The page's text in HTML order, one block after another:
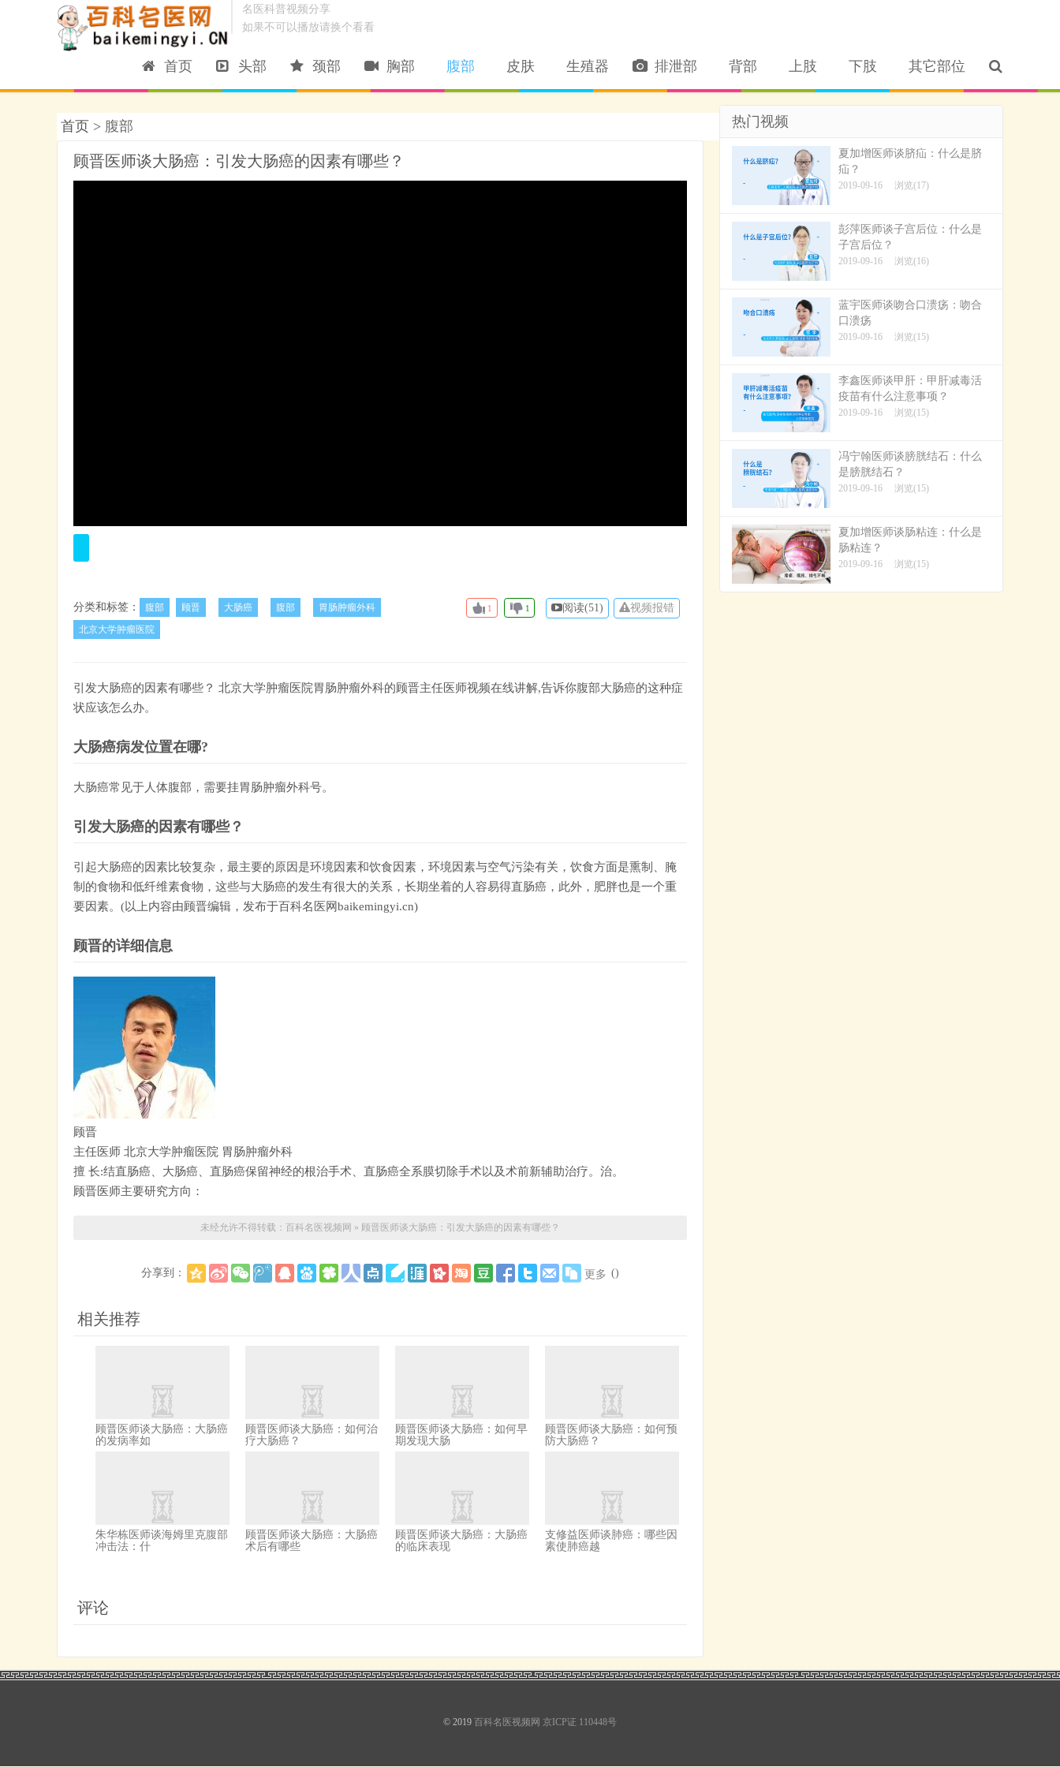
名医科普视频分享
如果不可以播放请换个看看
首页 头部 颈部 胸部 腹部 皮肤 生殖器 排泄部 背部 上肢 下肢 其它部位
首页 > 腹部
顾晋医师谈大肠癌：引发大肠癌的因素有哪些？
1 1 阅读(51) 视频报错
分类和标签： 腹部 顾晋 大肠癌 腹部
胃肠肿瘤外科
北京大学肿瘤医院
引发大肠癌的因素有哪些？ 北京大学肿瘤医院胃肠肿瘤外科的顾晋主任医师视频在线讲解,告诉你腹部大肠癌的这种症
状应该怎么办。
大肠癌病发位置在哪?
大肠癌常见于人体腹部，需要挂胃肠肿瘤外科号。
引发大肠癌的因素有哪些？
引起大肠癌的因素比较复杂，最主要的原因是环境因素和饮食因素，环境因素与空气污染有关，饮食方面是熏制、腌
制的食物和低纤维素食物，这些与大肠癌的发生有很大的关系，长期坐着的人容易得直肠癌，此外，肥胖也是一个重
要因素。(以上内容由顾晋编辑，发布于百科名医网baikemingyi.cn)
顾晋的详细信息
顾晋
主任医师 北京大学肿瘤医院 胃肠肿瘤外科
擅 长:结直肠癌、大肠癌、直肠癌保留神经的根治手术、直肠癌全系膜切除手术以及术前新辅助治疗。治。
顾晋医师主要研究方向：
未经允许不得转载： 百科名医视频网 » 顾晋医师谈大肠癌：引发大肠癌的因素有哪些？
分享到： 更多 ()
相关推荐
顾晋医师谈大肠癌：大肠癌
的发病率如
顾晋医师谈大肠癌：如何治
疗大肠癌？
顾晋医师谈大肠癌：如何早
期发现大肠
顾晋医师谈大肠癌：如何预
防大肠癌？
朱华栋医师谈海姆里克腹部
冲击法：什
顾晋医师谈大肠癌：大肠癌
术后有哪些
顾晋医师谈大肠癌：大肠癌
的临床表现
支修益医师谈肺癌：哪些因
素使肺癌越
评论
热门视频
夏加增医师谈脐疝：什么是脐
疝？
2019-09-16 浏览(17)
彭萍医师谈子宫后位：什么是
子宫后位？
2019-09-16 浏览(16)
蓝宇医师谈吻合口溃疡：吻合
口溃疡
2019-09-16 浏览(15)
李鑫医师谈甲肝：甲肝减毒活
疫苗有什么注意事项？
2019-09-16 浏览(15)
冯宁翰医师谈膀胱结石：什么
是膀胱结石？
2019-09-16 浏览(15)
夏加增医师谈肠粘连：什么是
肠粘连？
2019-09-16 浏览(15)
© 2019 百科名医视频网 京ICP证 110448号